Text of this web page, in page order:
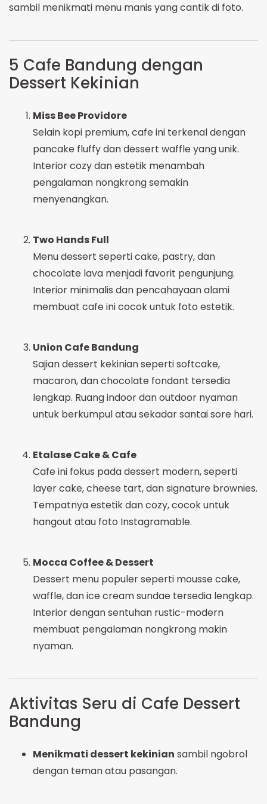
sambil menikmati menu manis yang cantik di foto.
5 Cafe Bandung dengan
Dessert Kekinian
Miss Bee Providore
Selain kopi premium, cafe ini terkenal dengan
pancake fluffy dan dessert waffle yang unik.
Interior cozy dan estetik menambah
pengalaman nongkrong semakin
menyenangkan.
Two Hands Full
Menu dessert seperti cake, pastry, dan
chocolate lava menjadi favorit pengunjung.
Interior minimalis dan pencahayaan alami
membuat cafe ini cocok untuk foto estetik.
Union Cafe Bandung
Sajian dessert kekinian seperti softcake,
macaron, dan chocolate fondant tersedia
lengkap. Ruang indoor dan outdoor nyaman
untuk berkumpul atau sekadar santai sore hari.
Etalase Cake & Cafe
Cafe ini fokus pada dessert modern, seperti
layer cake, cheese tart, dan signature brownies.
Tempatnya estetik dan cozy, cocok untuk
hangout atau foto Instagramable.
Mocca Coffee & Dessert
Dessert menu populer seperti mousse cake,
waffle, dan ice cream sundae tersedia lengkap.
Interior dengan sentuhan rustic-modern
membuat pengalaman nongkrong makin
nyaman.
Aktivitas Seru di Cafe Dessert
Bandung
Menikmati dessert kekinian sambil ngobrol
dengan teman atau pasangan.